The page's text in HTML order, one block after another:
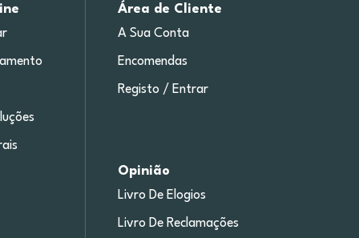
Área de Cliente
A Sua Conta
Encomendas
Registo / Entrar
Opinião
Livro De Elogios
Livro De Reclamações